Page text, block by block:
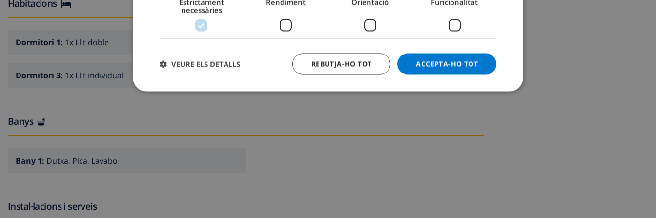
Habitacions
Dormitori 1: 1x Llit doble Dormitori 2:1x Llit doble
Dormitori 3: 1x Llit individual
Banys
Bany 1: Dutxa, Pica, Lavabo
Instal·lacions i serveis
CATALAN
DANISH
Estrictament
necessàries
Rendiment Orientació Funcionalitat
ACCEPTA-HO TOT
REBUTJA-HO TOT
VEURE ELS DETALLS